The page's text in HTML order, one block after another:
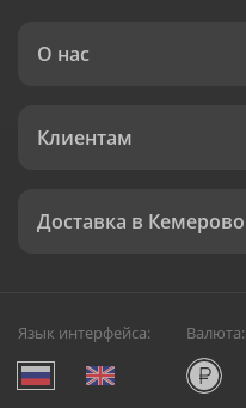
О нас
Клиентам
Доставка в Кемерово
Язык интерфейса: Валюта: